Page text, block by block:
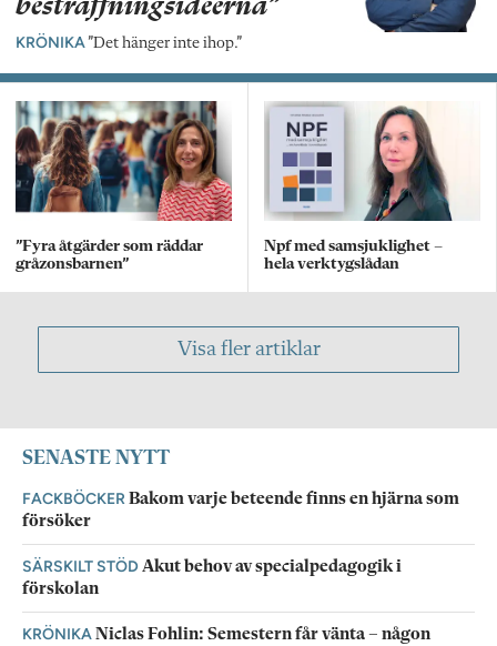
bestraffningsidéerna”
KRÖNIKA ”Det hänger inte ihop.”
”Fyra åtgärder som räddar
gråzonsbarnen”
Npf med samsjuklighet –
hela verktygslådan
Visa fler artiklar
SENASTE NYTT
FACKBÖCKER Bakom varje beteende finns en hjärna som
försöker
SÄRSKILT STÖDAkut behov av specialpedagogik i
förskolan
KRÖNIKA Niclas Fohlin: Semestern får vänta – någon